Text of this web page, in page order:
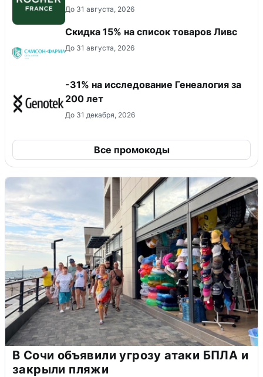
До 31 августа, 2026
Скидка 15% на список товаров Ливс
До 31 августа, 2026
-31% на исследование Генеалогия за
200 лет
До 31 декабря, 2026
Все промокоды
В Сочи объявили угрозу атаки БПЛА и
закрыли пляжи